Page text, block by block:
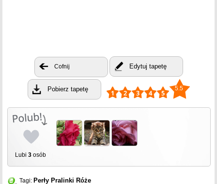
Cofnij Edytuj tapetę
Pobierz tapetę 5.5
Lubi 3 osób
Tagi: Perły Pralinki Róże